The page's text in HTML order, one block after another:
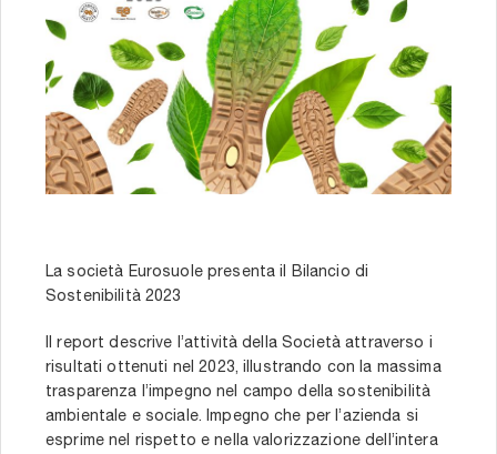
La società Eurosuole presenta il Bilancio di
Sostenibilità 2023
Il report descrive l’attività della Società attraverso i
risultati ottenuti nel 2023, illustrando con la massima
trasparenza l’impegno nel campo della sostenibilità
ambientale e sociale. Impegno che per l’azienda si
esprime nel rispetto e nella valorizzazione dell’intera